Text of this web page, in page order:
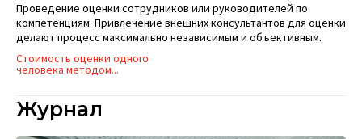
Проведение оценки сотрудников или руководителей по
компетенциям. Привлечение внешних консультантов для оценки
делают процесс максимально независимым и объективным.
Стоимость оценки одного
человека методом...
Журнал